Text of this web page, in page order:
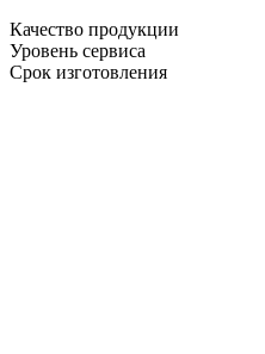
Качество продукции
Уровень сервиса
Срок изготовления